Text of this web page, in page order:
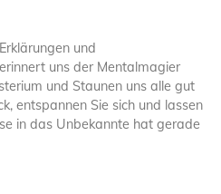
und
uns der Mentalmagier
und Staunen uns alle gut
entspannen Sie sich und lassen
in das Unbekannte hat gerade